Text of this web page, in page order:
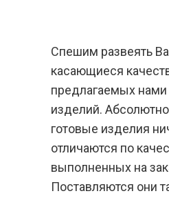
Спешим развеять
касающиеся
предлагаемых нами
изделий.
готовые изделия
отличаются по
выполненных на
Поставляются они